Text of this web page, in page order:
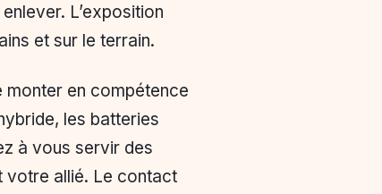
L’exposition
et sur le terrain.
monter en compétence
les batteries
à vous servir des
votre allié. Le contact